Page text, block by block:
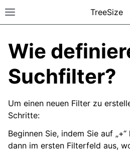
TreeSize
Wie
Suchfilter?
Um einen neuen Filter zu
Schritte:
Beginnen Sie, indem Sie auf
dann im ersten Filterfeld aus,